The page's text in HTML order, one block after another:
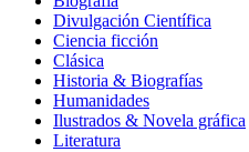
Divulgación Científica
Ciencia ficción
Clásica
Historia & Biografías
Humanidades
Ilustrados & Novela gráfica
Literatura